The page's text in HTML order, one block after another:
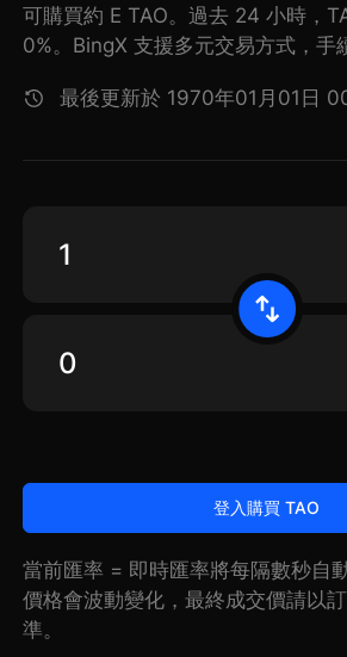
可購買約 E TAO。過去 24 小時，
0%。BingX 支援多元交易方式，手
最後更新於 1970年01月01日
登入購買 TAO
當前匯率 = 即時匯率將每隔數秒自
價格會波動變化，最終成交價請以
準。